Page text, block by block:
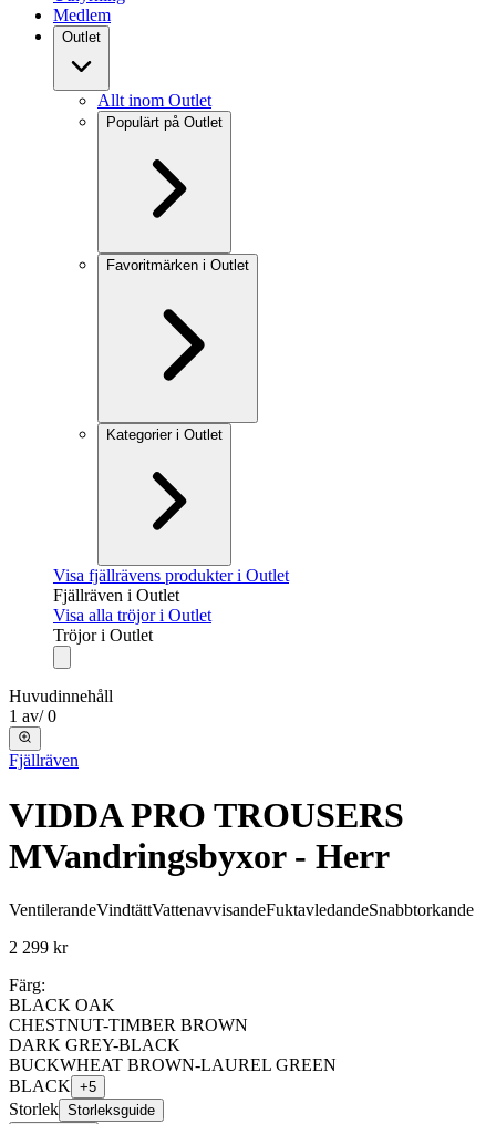
Medlem
Outlet
Allt inom Outlet
Populärt på Outlet
Favoritmärken i Outlet
Kategorier i Outlet
Visa fjällrävens produkter i Outlet
Fjällräven i Outlet
Visa alla tröjor i Outlet
Tröjor i Outlet
Huvudinnehåll
1 av/ 0
Fjällräven
VIDDA PRO TROUSERS
MVandringsbyxor - Herr
VentilerandeVindtättVattenavvisandeFuktavledandeSnabbtorkande
2 299 kr
Färg:
BLACK OAK
CHESTNUT-TIMBER BROWN
DARK GREY-BLACK
BUCKWHEAT BROWN-LAUREL GREEN
BLACK +5
Storlek Storleksguide